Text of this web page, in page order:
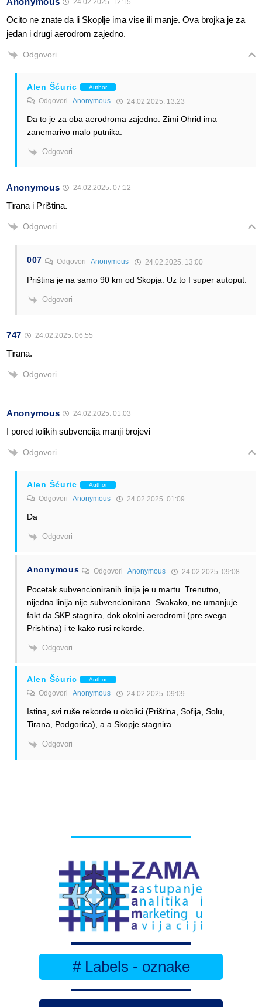
24.02.2025. 12:15
Ocito ne znate da li Skoplje ima vise ili manje. Ova brojka je za
jedan i drugi aerodrom zajedno.
Odgovori
Alen Šćuric Author
Odgovori Anonymous 24.02.2025. 13:23
Da to je za oba aerodroma zajedno. Zimi Ohrid ima
zanemarivo malo putnika.
Odgovori
Anonymous 24.02.2025. 07:12
Tirana i Priština.
Odgovori
007 OdgovoriAnonymous 24.02.2025. 13:00
Priština je na samo 90 km od Skopja. Uz to I super autoput.
Odgovori
747 24.02.2025. 06:55
Tirana.
Odgovori
Anonymous 24.02.2025. 01:03
I pored tolikih subvencija manji brojevi
Odgovori
Alen Šćuric Author
Odgovori Anonymous 24.02.2025. 01:09
Da
Odgovori
Anonymous OdgovoriAnonymous 24.02.2025. 09:08
Pocetak subvencioniranih linija je u martu. Trenutno,
nijedna linija nije subvencionirana. Svakako, ne umanjuje
fakt da SKP stagnira, dok okolni aerodromi (pre svega
Prishtina) i te kako rusi rekorde.
Odgovori
Alen Šćuric Author
Odgovori Anonymous 24.02.2025. 09:09
Istina, svi ruše rekorde u okolici (Priština, Sofija, Solu,
Tirana, Podgorica), a a Skopje stagnira.
Odgovori
# Labels - oznake